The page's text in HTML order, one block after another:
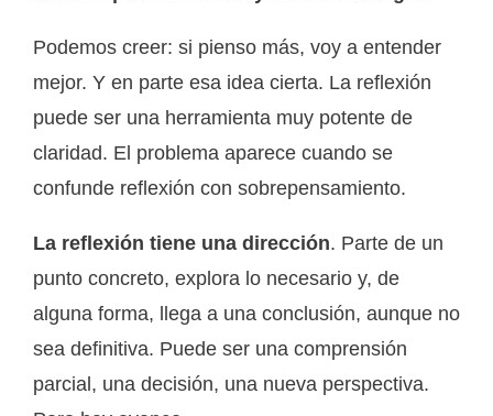
Podemos creer: si pienso más, voy a entender
mejor. Y en parte esa idea cierta. La reflexión
puede ser una herramienta muy potente de
claridad. El problema aparece cuando se
confunde reflexión con sobrepensamiento.
La reflexión tiene una dirección. Parte de un
punto concreto, explora lo necesario y, de
alguna forma, llega a una conclusión, aunque no
sea definitiva. Puede ser una comprensión
parcial, una decisión, una nueva perspectiva.